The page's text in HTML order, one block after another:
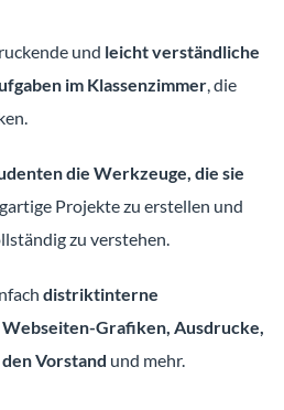
und leicht verständliche
im Klassenzimmer, die
die Werkzeuge, die sie
Projekte zu erstellen und
zu verstehen.
distriktinterne
Grafiken, Ausdrucke,
Vorstand und mehr.